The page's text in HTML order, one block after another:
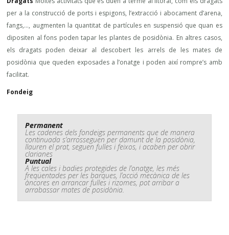
per a la construcció de ports i espigons, l’extracció i abocament d’arena,
fangs,…, augmenten la quantitat de partícules en suspensió que quan es
dipositen al fons poden tapar les plantes de posidònia. En altres casos,
els dragats poden deixar al descobert les arrels de les mates de
posidònia que queden exposades a l’onatge i poden així rompre’s amb
facilitat.
Fondeig
Permanent
Les cadenes dels fondeigs permanents que de manera
continuada s’arrosseguen per damunt de la posidònia,
llauren el prat, seguen fulles i feixos, i acaben per obrir
clarianes
Puntual
A les cales i badies protegides de l’onatge, les més
freqüentades per les barques, l’acció mecànica de les
àncores en arrancar fulles i rizomes, pot arribar a
arrabassar mates de posidònia.